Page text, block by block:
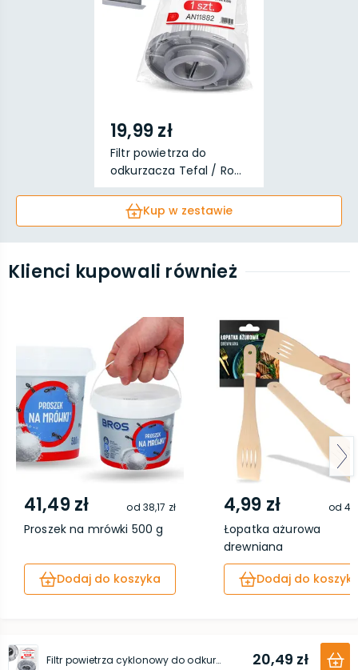
19,99 zł
Filtr powietrza do
odkurzacza Tefal / Ro...
Kup w zestawie
Klienci kupowali również
41,49 zł od 38,17 zł
Proszek na mrówki 500 g
Dodaj do koszyka
4,99 zł od
Łopatka ażurowa
drewniana
Dodaj do
Filtr powietrza cyklonowy do odkurzacza Tefal / Rowenta (X-Force 8.60) 20,49 zł